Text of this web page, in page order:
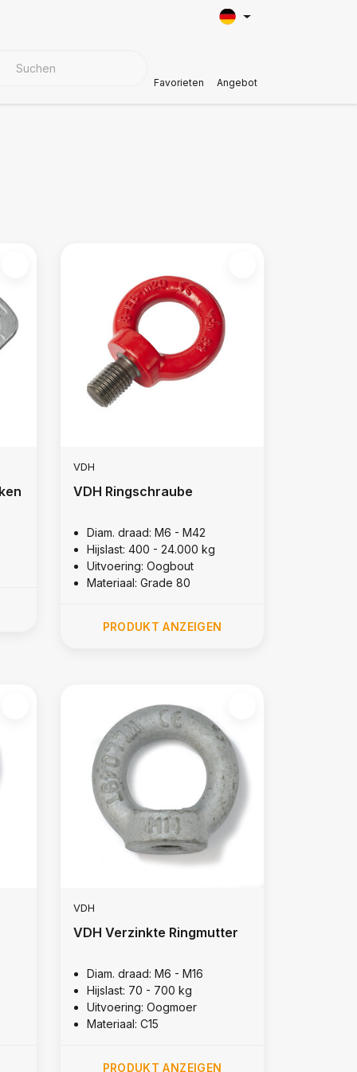
BEZUGSMATERIALIEN
Favorieten Angebot
VDH
VDH Ringschraube
Diam. draad: M6 - M42
Hijslast: 400 - 24.000 kg
Uitvoering: Oogbout
Materiaal: Grade 80
PRODUKT ANZEIGEN
VDH
VDH Verzinkte Ringmutter
Diam. draad: M6 - M16
Hijslast: 70 - 700 kg
Uitvoering: Oogmoer
Materiaal: C15
PRODUKT ANZEIGEN